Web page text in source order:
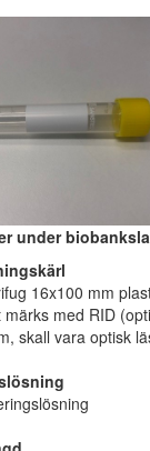
under
16x100 mm
märks med RID
skall vara optisk